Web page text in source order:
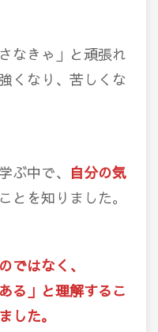
なきゃ」と頑張れ
くなり、苦しくな
ぶ中で、 自分の気
ことを知りました。
ではなく、
る」と理解するこ
した。